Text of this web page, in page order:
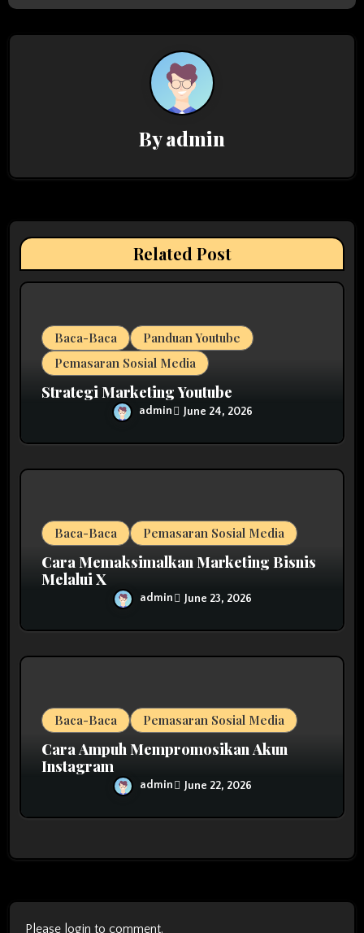
n
a
t
o
Byadmin
Related Post
Baca-Baca
Panduan Youtube
Pemasaran Sosial Media
Strategi Marketing Youtube
admin June 24, 2026
Baca-Baca Pemasaran Sosial Media
Cara Memaksimalkan Marketing Bisnis
Melalui X
admin June 23, 2026
Baca-Baca Pemasaran Sosial Media
Cara Ampuh Mempromosikan Akun
Instagram
admin June 22, 2026
Please login to comment.